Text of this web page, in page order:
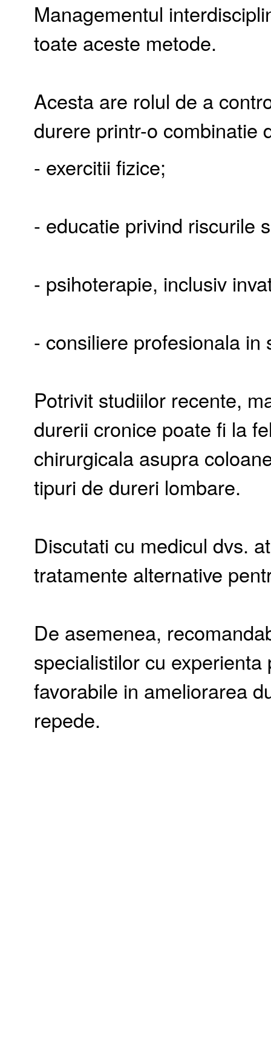
Managementul
toate aceste metode.
Acesta are rolul de a
durere printr-o combinatie
- exercitii fizice;
- educatie privind riscurile
- psihoterapie, inclusiv
- consiliere profesionala
Potrivit studiilor recente,
durerii cronice poate fi la
chirurgicala asupra
tipuri de dureri lombare.
Discutati cu medicul dvs.
tratamente alternative
De asemenea,
specialistilor cu
favorabile in ameliorarea
repede.